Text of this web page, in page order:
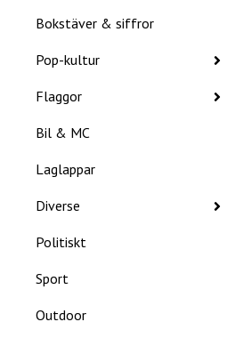
Bokstäver & siffror
Pop-kultur
Flaggor
Bil & MC
Laglappar
Diverse
Politiskt
Sport
Outdoor